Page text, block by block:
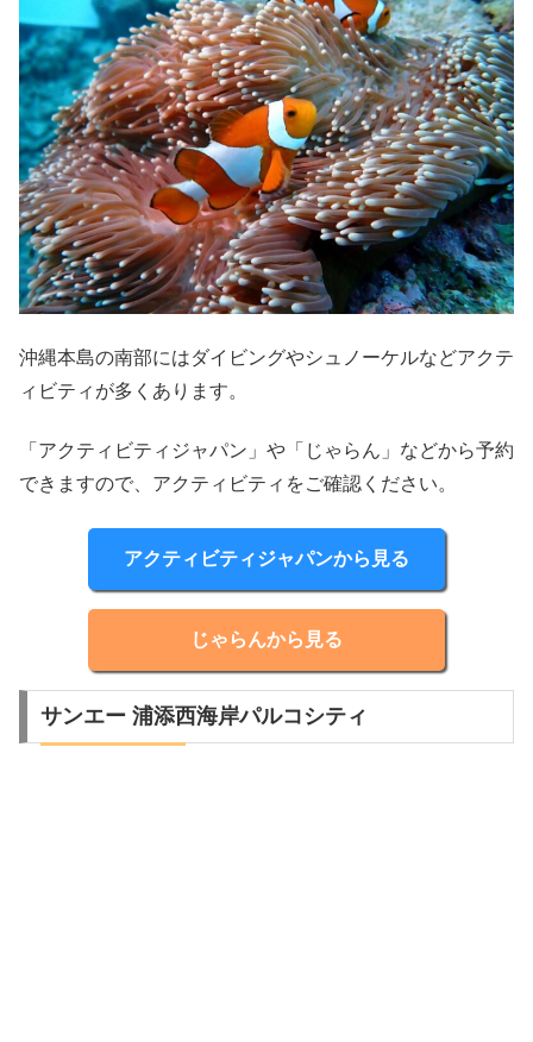
沖縄本島の南部にはダイビングやシュノーケルなどアクテ
ィビティが多くあります。
「アクティビティジャパン」や「じゃらん」などから予約
できますので、アクティビティをご確認ください。
アクティビティジャパンから見る
じゃらんから見る
サンエー 浦添西海岸パルコシティ